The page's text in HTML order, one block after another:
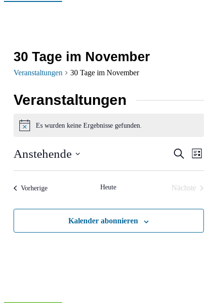
30 Tage im November
Veranstaltungen 30 Tage im November
Veranstaltungen
Hinweis
Es wurden keine Ergebnisse gefunden.
Suche
und
SucheListe
Anstehende
VorherigeVeranstaltungen Heute
Nächste
Kalender abonnieren